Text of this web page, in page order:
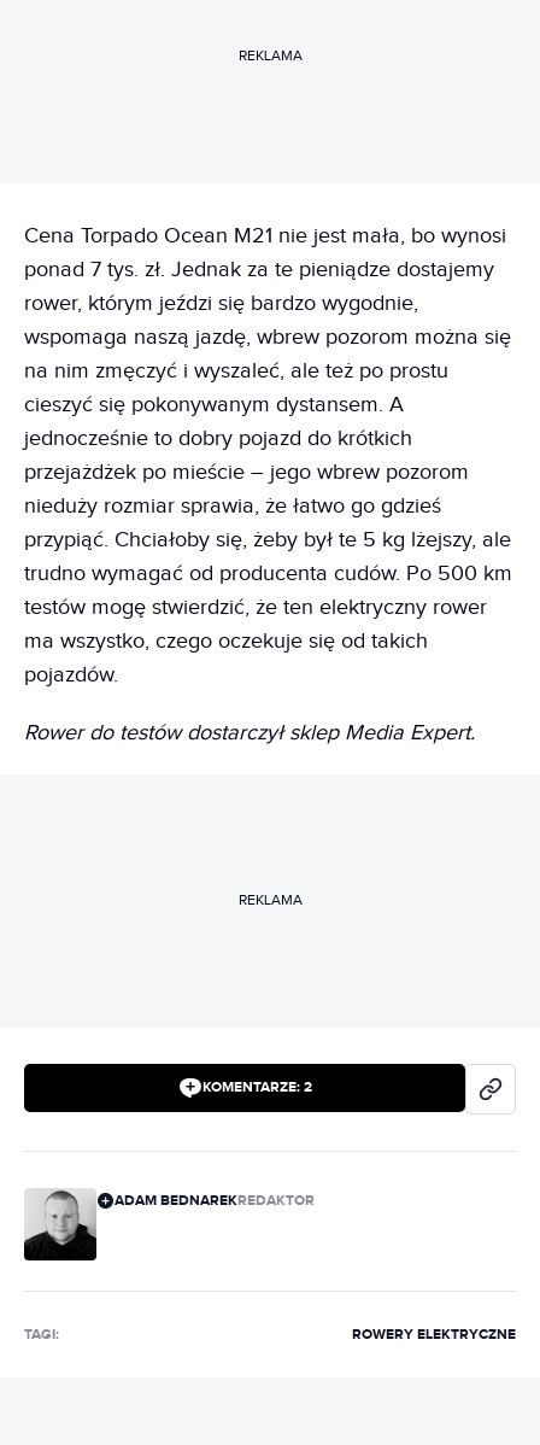
REKLAMA
Cena Torpado Ocean M21 nie jest mała, bo wynosi
ponad 7 tys. zł. Jednak za te pieniądze dostajemy
rower, którym jeździ się bardzo wygodnie,
wspomaga naszą jazdę, wbrew pozorom można się
na nim zmęczyć i wyszaleć, ale też po prostu
cieszyć się pokonywanym dystansem. A
jednocześnie to dobry pojazd do krótkich
przejażdżek po mieście – jego wbrew pozorom
nieduży rozmiar sprawia, że łatwo go gdzieś
przypiąć. Chciałoby się, żeby był te 5 kg lżejszy, ale
trudno wymagać od producenta cudów. Po 500 km
testów mogę stwierdzić, że ten elektryczny rower
ma wszystko, czego oczekuje się od takich
pojazdów.
Rower do testów dostarczył sklep Media Expert.
REKLAMA
KOMENTARZE: 2
ADAM BEDNAREKREDAKTOR
TAGI: ROWERY ELEKTRYCZNE